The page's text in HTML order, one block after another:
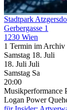
Stadtpark
Gerbergasse 1
1230 Wien
1 Termin im Archiv
Samstag 18. Juli
18. Juli Juli
Samstag Sa
20:00
Musikperformance
Logan Power